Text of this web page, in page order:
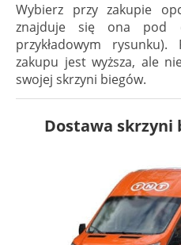
Wybierz przy zakupie
znajduje się ona pod
przykładowym
zakupu jest wyższa, ale
swojej skrzyni biegów.
Dostawa skrzyni